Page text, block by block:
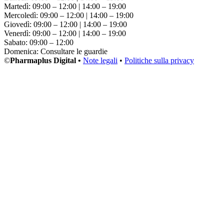
Martedì: 09:00 – 12:00 | 14:00 – 19:00
Mercoledì: 09:00 – 12:00 | 14:00 – 19:00
Giovedì: 09:00 – 12:00 | 14:00 – 19:00
Venerdì: 09:00 – 12:00 | 14:00 – 19:00
Sabato: 09:00 – 12:00
Domenica: Consultare le guardie
©Pharmaplus Digital • Note legali • Politiche sulla privacy